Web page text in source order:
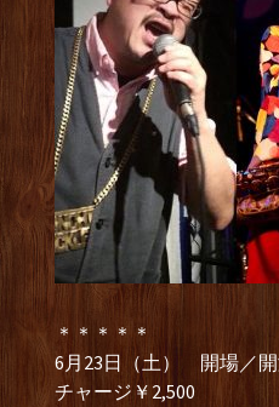
＊＊＊＊＊
6月23日（土） 開場／
チャージ￥2,500